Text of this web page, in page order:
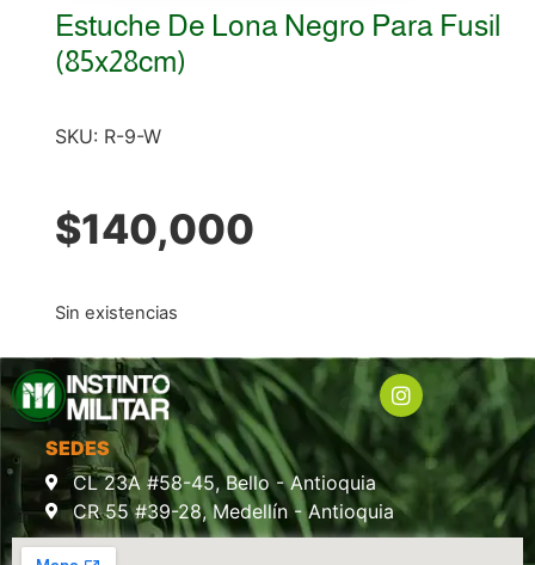
Estuche De Lona Negro Para Fusil
(85x28cm)
SKU: R-9-W
$140,000
Sin existencias
SEDES
CL 23A #58-45, Bello - Antioquia
CR 55 #39-28, Medellín - Antioquia